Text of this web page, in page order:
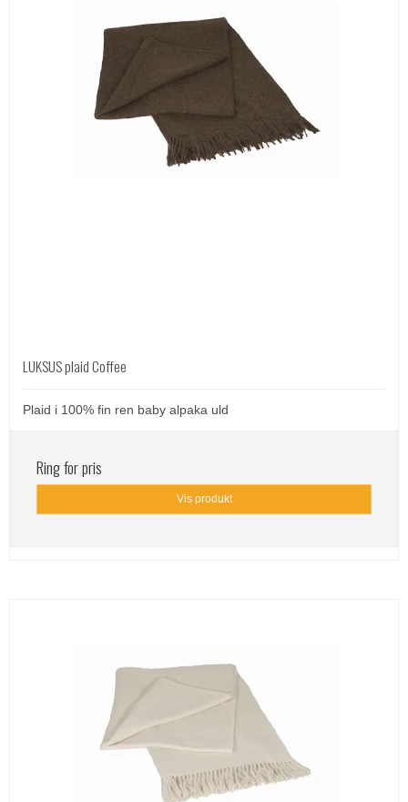
LUKSUS plaid Coffee
Plaid i 100% fin ren baby alpaka uld
Ring for pris
Vis produkt